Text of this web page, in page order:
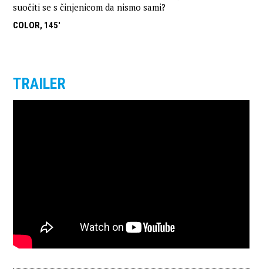
suočiti se s činjenicom da nismo sami?
COLOR, 145'
TRAILER